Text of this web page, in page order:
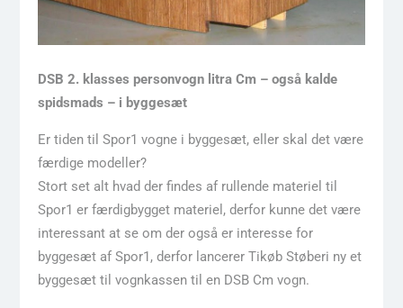
DSB 2. klasses personvogn litra Cm – også kalde
spidsmads – i byggesæt
Er tiden til Spor1 vogne i byggesæt, eller skal det være
færdige modeller?
Stort set alt hvad der findes af rullende materiel til
Spor1 er færdigbygget materiel, derfor kunne det være
interessant at se om der også er interesse for
byggesæt af Spor1, derfor lancerer Tikøb Støberi ny et
byggesæt til vognkassen til en DSB Cm vogn.